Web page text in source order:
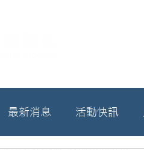
最新消息 活動快訊